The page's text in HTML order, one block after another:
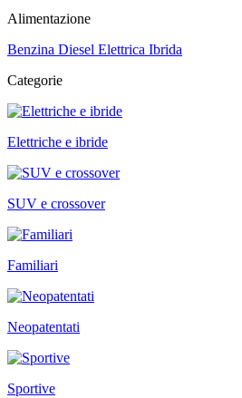
Alimentazione
Benzina Diesel Elettrica Ibrida
Categorie
Elettriche e ibride
SUV e crossover
Familiari
Neopatentati
Sportive